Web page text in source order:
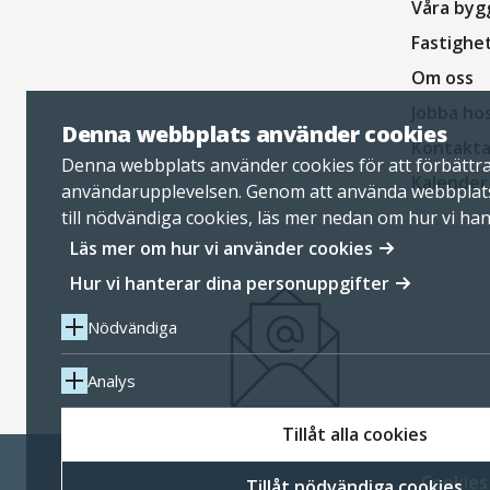
Denna webbplats använder cookies
Denna webbplats använder cookies för att förbättra
användarupplevelsen. Genom att använda
till nödvändiga cookies, läs mer nedan om hur vi
personuppgifter.
Läs mer om hur vi använder cookies
Hur vi hanterar dina personuppgifter
Nödvändiga
Analys
Tillåt alla cookies
Våra
Om oss
Kontakta
Kalender
Cookies